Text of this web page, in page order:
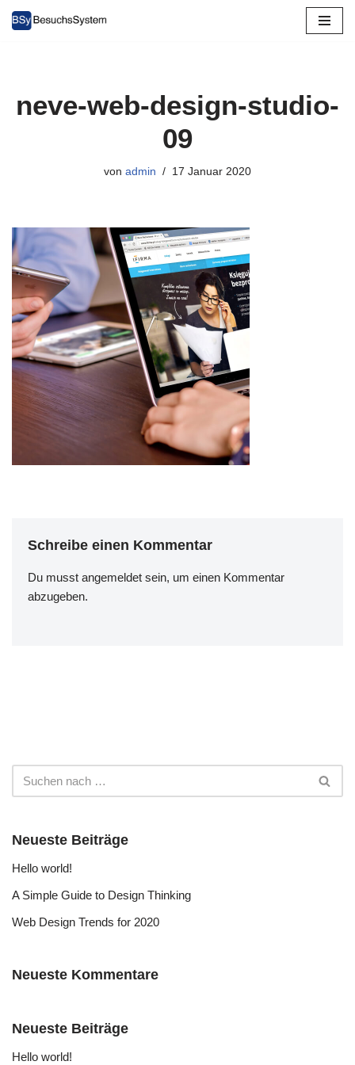
neve-web-design-studio-
09
von admin 17 Januar 2020
Schreibe einen Kommentar
Du musst angemeldet sein, um einen Kommentar
abzugeben.
Neueste Beiträge
Hello world!
A Simple Guide to Design Thinking
Web Design Trends for 2020
Neueste Kommentare
Neueste Beiträge
Hello world!